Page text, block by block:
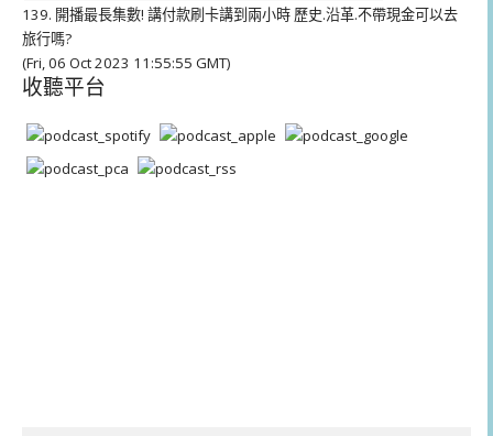
139. 開播最長集數! 講付款刷卡講到兩小時 歷史.沿革.不帶現金可以去
旅行嗎?
(Fri, 06 Oct 2023 11:55:55 GMT)
收聽平台